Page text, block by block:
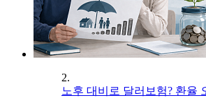
2.
노후 대비로 달러보험? 환율